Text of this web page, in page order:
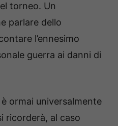
torneo. Un
parlare dello
l’ennesimo
guerra ai danni di
ormai universalmente
ricorderà, al caso